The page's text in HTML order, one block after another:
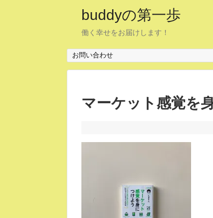
buddyの第一歩
働く幸せをお届けします！
お問い合わせ
マーケット感覚を